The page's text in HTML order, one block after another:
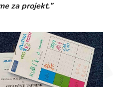
za projekt.”